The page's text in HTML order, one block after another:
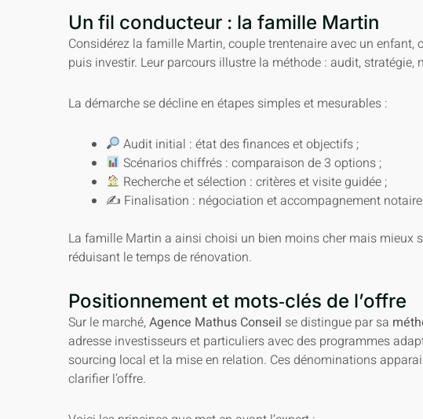
Un fil conducteur : la famille Martin
Considérez la famille Martin, couple trentenaire avec un enfant,
puis investir. Leur parcours illustre la méthode : audit, stratégie,
La démarche se décline en étapes simples et mesurables :
Audit initial : état des finances et objectifs ;
Scénarios chiffrés : comparaison de 3 options ;
Recherche et sélection : critères et visite guidée ;
✍️ Finalisation : négociation et accompagnement
La famille Martin a ainsi choisi un bien moins cher mais mieux
réduisant le temps de rénovation.
Positionnement et mots‑clés de l’offre
Sur le marché,Agence Mathus Conseil se distingue par sa
adresse investisseurs et particuliers avec des programmes
sourcing local et la mise en relation. Ces dénominations
clarifier l’offre.